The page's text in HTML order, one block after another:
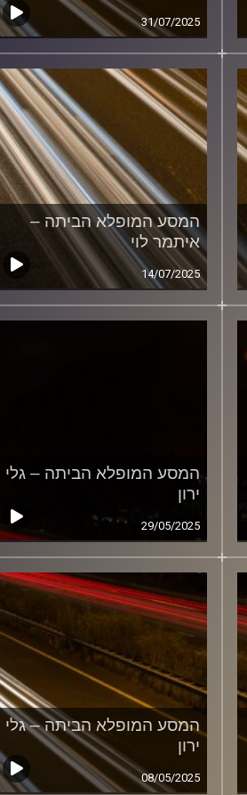
31/07/2025
המסע המופלא הביתה –
איתמר לוי
14/07/2025
המסע המופלא הביתה – גלי
ירון
29/05/2025
המסע המופלא הביתה – גלי
ירון
08/05/2025